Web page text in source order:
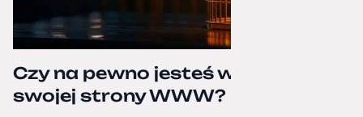
Czy na pewno jesteś właścicielem
swojej strony WWW?